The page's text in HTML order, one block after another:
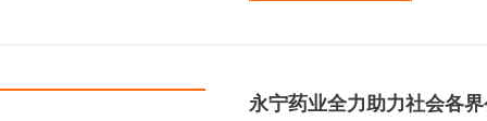
永宁药业全力助力社会各